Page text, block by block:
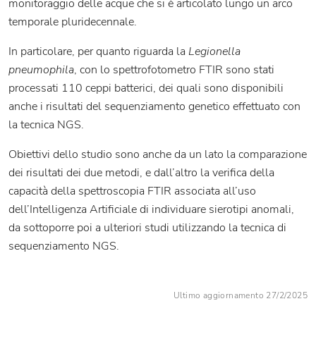
monitoraggio delle acque che si è articolato lungo un arco
temporale pluridecennale.
In particolare, per quanto riguarda la Legionella
pneumophila, con lo spettrofotometro FTIR sono stati
processati 110 ceppi batterici, dei quali sono disponibili
anche i risultati del sequenziamento genetico effettuato con
la tecnica NGS.
Obiettivi dello studio sono anche da un lato la comparazione
dei risultati dei due metodi, e dall’altro la verifica della
capacità della spettroscopia FTIR associata all’uso
dell’Intelligenza Artificiale di individuare sierotipi anomali,
da sottoporre poi a ulteriori studi utilizzando la tecnica di
sequenziamento NGS.
Ultimo aggiornamento 27/2/2025